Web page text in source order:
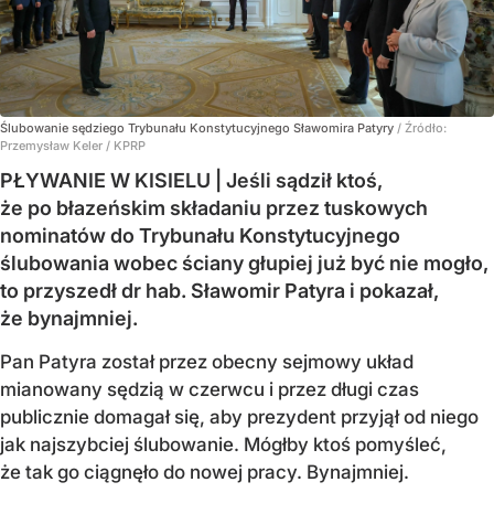
Ślubowanie sędziego Trybunału Konstytucyjnego Sławomira Patyry / Źródło:
Przemysław Keler / KPRP
PŁYWANIE W KISIELU | Jeśli sądził ktoś,
że po błazeńskim składaniu przez tuskowych
nominatów do Trybunału Konstytucyjnego
ślubowania wobec ściany głupiej już być nie mogło,
to przyszedł dr hab. Sławomir Patyra i pokazał,
że bynajmniej.
Pan Patyra został przez obecny sejmowy układ
mianowany sędzią w czerwcu i przez długi czas
publicznie domagał się, aby prezydent przyjął od niego
jak najszybciej ślubowanie. Mógłby ktoś pomyśleć,
że tak go ciągnęło do nowej pracy. Bynajmniej.